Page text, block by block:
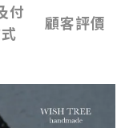
付
顧客評價